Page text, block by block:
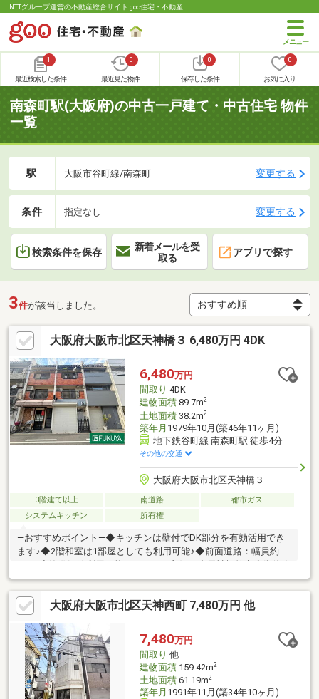
NTTグループ運営の不動産総合サイト goo住宅・不動産
1
最近検索した条件
0
最近見た物件
0
保存した条件
0
お気に入り
南森町駅(大阪府)の中古一戸建て・中古住宅 物件
一覧
駅 大阪市谷町線/南森町 変更する
条件 指定なし 変更する
検索条件を保存
新着メールを受
取る
アプリで探す
3件が該当しました。
大阪府大阪市北区天神橋３ 6,480万円 4DK
6,480万円
間取り 4DK
建物面積89.7m2
土地面積38.2m2
築年月 1979年10月(築46年11ヶ月)
地下鉄谷町線 南森町駅 徒歩4分
その他の交通
大阪府大阪市北区天神橋３
3階建て以上 南道路
都市ガス
システムキッチン
所有権
―おすすめポイント―◆キッチンは壁付でDK部分を有効活用でき
ます♪◆2階和室は1部屋としても利用可能♪◆前面道路：幅員約
1分！◆周辺施設充実の生活しやすい環境です♪◆収益用としても
ご検討ください♪◆弊社工務店でのリフォームも承ります！お気
軽にご相談ください♪―1階店舗部分賃貸中―・月額賃料：１８
９，０００円・年間収入：２，２６８，０００円―交通―・大阪メ
トロ谷町線/堺筋線「南森町」駅徒歩4分・大阪メトロ堺筋線「扇
町」駅徒歩4分・JR東西線「大阪天満宮」駅徒歩6分・JR大阪環状
線「天満」駅徒歩8分
大阪府大阪市北区天神西町 7,480万円 他
7,480万円
間取り 他
建物面積159.42m2
土地面積61.19m2
築年月 1991年11月(築34年10ヶ月)